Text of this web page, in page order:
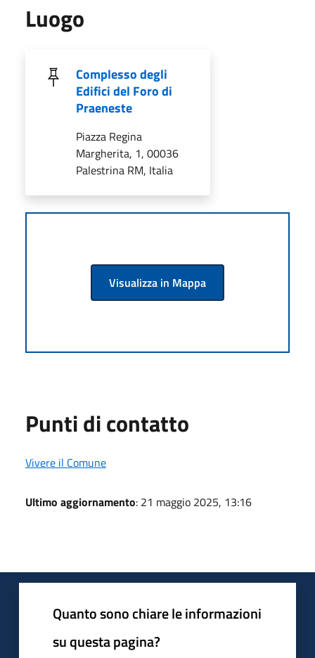
Luogo
Complesso degli
Edifici del Foro di
Praeneste
Piazza Regina
Margherita, 1, 00036
Palestrina RM, Italia
Visualizza in Mappa
Punti di contatto
Vivere il Comune
Ultimo aggiornamento: 21 maggio 2025, 13:16
Quanto sono chiare le informazioni
su questa pagina?